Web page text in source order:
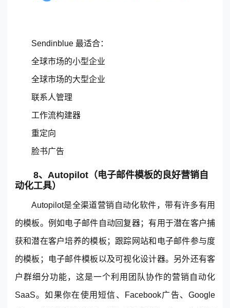
Sendinblue 最适合：
全球市场的小型企业
全球市场的大型企业
联系人管理
工作流构建器
重定向
脸书广告
8、Autopilot（电子邮件模板的良好营销自
动化工具）
Autopilot是全渠道营销自动化软件，带有许多有用
的模板。例如电子邮件自动回复器；有用于潜在客户捕
获和潜在客户培养的模板；跟踪网站和电子邮件参与度
的模板；电子邮件模板以及可视化设计器。另外还有客
户群细分功能，这是一个利用团队协作的营销自动化
SaaS。如果你在使用短信、Facebook广告、Google